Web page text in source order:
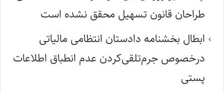
طراحان قانون تسهیل محقق نشده است
ابطال بخشنامه دادستان انتظامی مالیاتی
درخصوص جرم‌تلقی‌کردن عدم انطباق اطلاعات
پستی